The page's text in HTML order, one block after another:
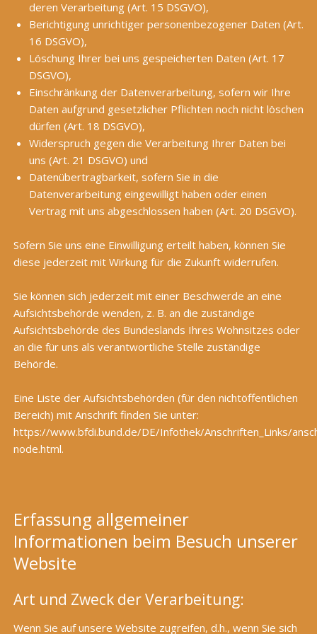
deren Verarbeitung (Art. 15 DSGVO),
Berichtigung unrichtiger personenbezogener Daten (Art.
16 DSGVO),
Löschung Ihrer bei uns gespeicherten Daten (Art. 17
DSGVO),
Einschränkung der Datenverarbeitung, sofern wir Ihre
Daten aufgrund gesetzlicher Pflichten noch nicht löschen
dürfen (Art. 18 DSGVO),
Widerspruch gegen die Verarbeitung Ihrer Daten bei
uns (Art. 21 DSGVO) und
Datenübertragbarkeit, sofern Sie in die
Datenverarbeitung eingewilligt haben oder einen
Vertrag mit uns abgeschlossen haben (Art. 20 DSGVO).
Sofern Sie uns eine Einwilligung erteilt haben, können Sie
diese jederzeit mit Wirkung für die Zukunft widerrufen.
Sie können sich jederzeit mit einer Beschwerde an eine
Aufsichtsbehörde wenden, z. B. an die zuständige
Aufsichtsbehörde des Bundeslands Ihres Wohnsitzes oder
an die für uns als verantwortliche Stelle zuständige
Behörde.
Eine Liste der Aufsichtsbehörden (für den nichtöffentlichen
Bereich) mit Anschrift finden Sie unter:
https://www.bfdi.bund.de/DE/Infothek/Anschriften_Links/
node.html.
Erfassung allgemeiner
Informationen beim Besuch unserer
Website
Art und Zweck der Verarbeitung:
Wenn Sie auf unsere Website zugreifen, d.h., wenn Sie sich